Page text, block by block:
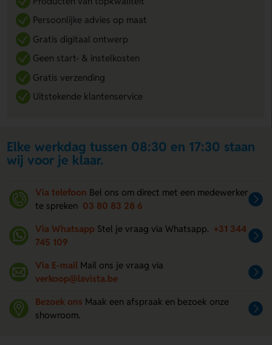
Persoonlijke advies op maat
Gratis digitaal ontwerp
Geen start- & instelkosten
Gratis verzending
Uitstekende klantenservice
Elke werkdag tussen 08:30 en 17:30 staan
wij voor je klaar.
Via telefoon Bel ons om direct met een medewerker
te spreken 03 80 83 28 6
Via Whatsapp Stel je vraag via Whatsapp. +31 344
745 109
Via E-mail Mail ons je vraag via
verkoop@lavista.be
Bezoek ons Maak een afspraak en bezoek onze
showroom.